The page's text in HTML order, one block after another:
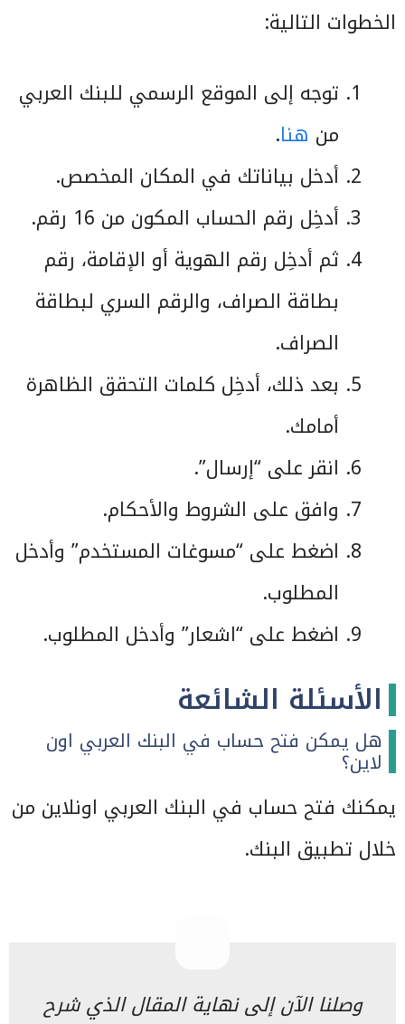
الخطوات التالية:
توجه إلى الموقع الرسمي للبنك العربي
من هنا.
أدخل بياناتك في المكان المخصص.
أدخِل رقم الحساب المكون من 16 رقم.
ثم أدخِل رقم الهوية أو الإقامة، رقم
بطاقة الصراف، والرقم السري لبطاقة
الصراف.
بعد ذلك، أدخِل كلمات التحقق الظاهرة
أمامك.
انقر على “إرسال”.
وافق على الشروط والأحكام.
اضغط على “مسوغات المستخدم” وأدخل
المطلوب.
اضغط على “اشعار” وأدخل المطلوب.
الأسئلة الشائعة
هل يمكن فتح حساب في البنك العربي اون
لاين؟
يمكنك فتح حساب في البنك العربي اونلاين من
خلال تطبيق البنك.
وصلنا الآن إلى نهاية المقال الذي شرح